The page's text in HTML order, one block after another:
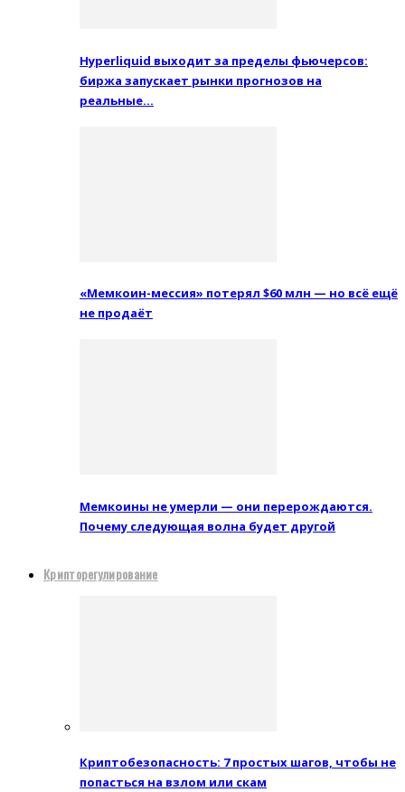
Hyperliquid выходит за пределы фьючерсов:
биржа запускает рынки прогнозов на
реальные…
«Мемкоин-мессия» потерял $60 млн — но всё ещё
не продаёт
Мемкоины не умерли — они перерождаются.
Почему следующая волна будет другой
Крипторегулирование
Криптобезопасность: 7 простых шагов, чтобы не
попасться на взлом или скам